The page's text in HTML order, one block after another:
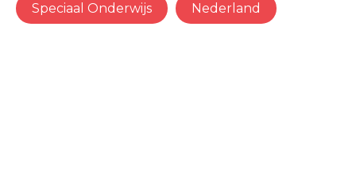
Speciaal Onderwijs Nederland